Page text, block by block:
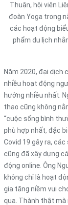
Thuận, hội viên
đoàn Yoga trong
các hoạt động
phẩm du lịch
Năm 2020, đại dịch
nhiều hoạt động
hưởng nhiều nhất.
thao cũng không
“cuộc sống bình
phù hợp nhất, đặc
Covid 19 gây ra,
cũng đã xây dựng
động online. Ông
không chỉ là hoạt
gia tăng niềm vui
qua. Thành thật mà